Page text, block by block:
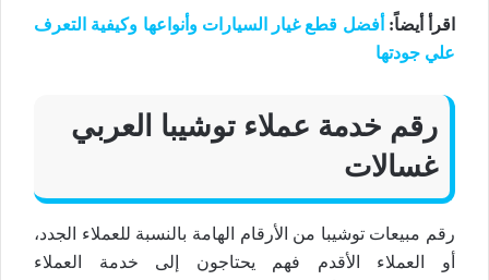
اقرأ أيضاً: أفضل قطع غيار السيارات وأنواعها وكيفية التعرف
علي جودتها
رقم خدمة عملاء توشيبا العربي
غسالات
رقم مبيعات توشيبا من الأرقام الهامة بالنسبة للعملاء الجدد،
أو العملاء الأقدم فهم يحتاجون إلى خدمة العملاء